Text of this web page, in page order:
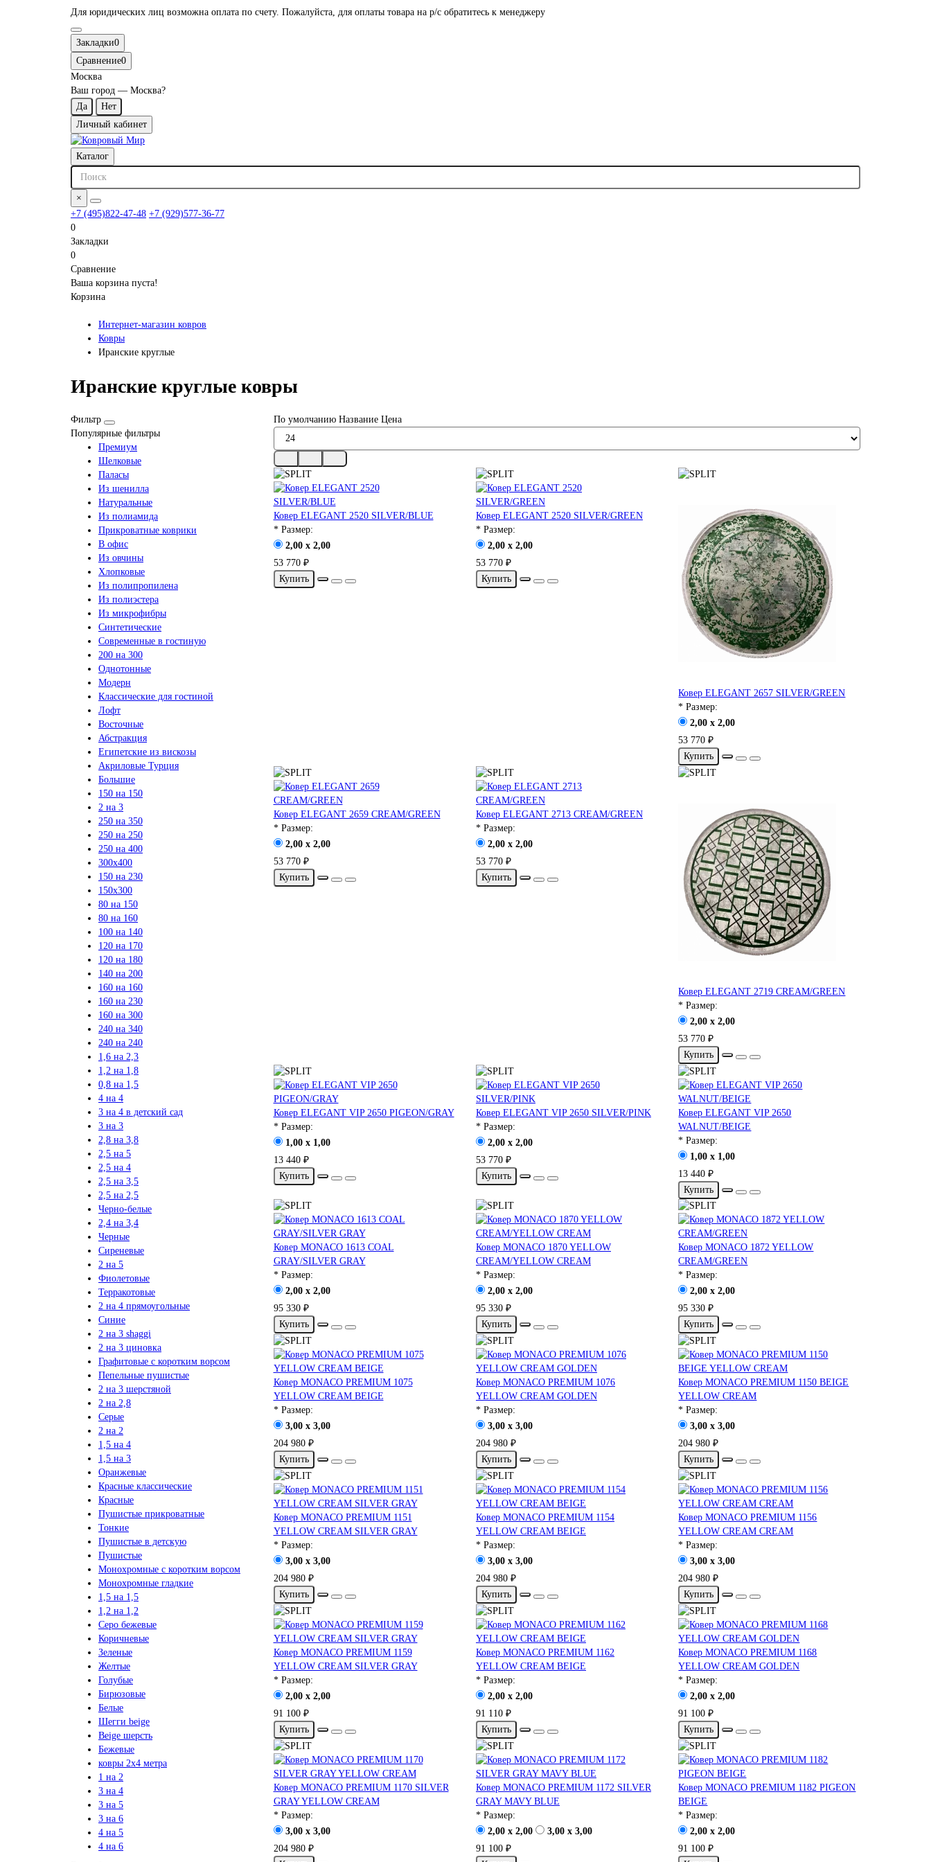
Для юридических лиц возможна оплата по счету. Пожалуйста, для оплаты товара на р/с обратитесь к менеджеру
Закладки0
Сравнение0
Москва
Ваш город — Москва?
Личный кабинет
Каталог
×
+7 (495)822-47-48 +7 (929)577-36-77
0
Закладки
0
Сравнение
Ваша корзина пуста!
Корзина
Интернет-магазин ковров
Ковры
Иранские круглые
Иранские круглые ковры
Фильтр
Популярные фильтры
Премиум
Шелковые
Паласы
Из шенилла
Натуральные
Из полиамида
Прикроватные коврики
В офис
Из овчины
Хлопковые
Из полипропилена
Из полиэстера
Из микрофибры
Синтетические
Современные в гостиную
200 на 300
Однотонные
Модерн
Классические для гостиной
Лофт
Восточные
Абстракция
Египетские из вискозы
Акриловые Турция
Большие
150 на 150
2 на 3
250 на 350
250 на 250
250 на 400
300х400
150 на 230
150х300
80 на 150
80 на 160
100 на 140
120 на 170
120 на 180
140 на 200
160 на 160
160 на 230
160 на 300
240 на 340
240 на 240
1,6 на 2,3
1,2 на 1,8
0,8 на 1,5
4 на 4
3 на 4 в детский сад
3 на 3
2,8 на 3,8
2,5 на 5
2,5 на 4
2,5 на 3,5
2,5 на 2,5
Черно-белые
2,4 на 3,4
Черные
Сиреневые
2 на 5
Фиолетовые
Терракотовые
2 на 4 прямоугольные
Синие
2 на 3 shaggi
2 на 3 циновка
Графитовые с коротким ворсом
Пепельные пушистые
2 на 3 шерстяной
2 на 2,8
Серые
2 на 2
1,5 на 4
1,5 на 3
Оранжевые
Красные классические
Красные
Пушистые прикроватные
Тонкие
Пушистые в детскую
Пушистые
Монохромные с коротким ворсом
Монохромные гладкие
1,5 на 1,5
1,2 на 1,2
Серо бежевые
Коричневые
Зеленые
Желтые
Голубые
Бирюзовые
Белые
Шегги beige
Beige шерсть
Бежевые
ковры 2х4 метра
1 на 2
3 на 4
3 на 5
3 на 6
4 на 5
4 на 6
По умолчанию Название Цена
Ковер ELEGANT 2520 SILVER/BLUE
* Размер:
2,00 x 2,00
53 770 ₽
Купить
Ковер ELEGANT 2520 SILVER/GREEN
* Размер:
2,00 x 2,00
53 770 ₽
Купить
Ковер ELEGANT 2657 SILVER/GREEN
* Размер:
2,00 x 2,00
53 770 ₽
Купить
Ковер ELEGANT 2659 CREAM/GREEN
* Размер:
2,00 x 2,00
53 770 ₽
Купить
Ковер ELEGANT 2713 CREAM/GREEN
* Размер:
2,00 x 2,00
53 770 ₽
Купить
Ковер ELEGANT 2719 CREAM/GREEN
* Размер:
2,00 x 2,00
53 770 ₽
Купить
Ковер ELEGANT VIP 2650 PIGEON/GRAY
* Размер:
1,00 x 1,00
13 440 ₽
Купить
Ковер ELEGANT VIP 2650 SILVER/PINK
* Размер:
2,00 x 2,00
53 770 ₽
Купить
Ковер ELEGANT VIP 2650
WALNUT/BEIGE
* Размер:
1,00 x 1,00
13 440 ₽
Купить
Ковер MONACO 1613 COAL
GRAY/SILVER GRAY
* Размер:
2,00 x 2,00
95 330 ₽
Купить
Ковер MONACO 1870 YELLOW
CREAM/YELLOW CREAM
* Размер:
2,00 x 2,00
95 330 ₽
Купить
Ковер MONACO 1872 YELLOW
CREAM/GREEN
* Размер:
2,00 x 2,00
95 330 ₽
Купить
Ковер MONACO PREMIUM 1075
YELLOW CREAM BEIGE
* Размер:
3,00 x 3,00
204 980 ₽
Купить
Ковер MONACO PREMIUM 1076
YELLOW CREAM GOLDEN
* Размер:
3,00 x 3,00
204 980 ₽
Купить
Ковер MONACO PREMIUM 1150 BEIGE
YELLOW CREAM
* Размер:
3,00 x 3,00
204 980 ₽
Купить
Ковер MONACO PREMIUM 1151
YELLOW CREAM SILVER GRAY
* Размер:
3,00 x 3,00
204 980 ₽
Купить
Ковер MONACO PREMIUM 1154
YELLOW CREAM BEIGE
* Размер:
3,00 x 3,00
204 980 ₽
Купить
Ковер MONACO PREMIUM 1156
YELLOW CREAM CREAM
* Размер:
3,00 x 3,00
204 980 ₽
Купить
Ковер MONACO PREMIUM 1159
YELLOW CREAM SILVER GRAY
* Размер:
2,00 x 2,00
91 100 ₽
Купить
Ковер MONACO PREMIUM 1162
YELLOW CREAM BEIGE
* Размер:
2,00 x 2,00
91 110 ₽
Купить
Ковер MONACO PREMIUM 1168
YELLOW CREAM GOLDEN
* Размер:
2,00 x 2,00
91 100 ₽
Купить
Ковер MONACO PREMIUM 1170 SILVER
GRAY YELLOW CREAM
* Размер:
3,00 x 3,00
204 980 ₽
Ковер MONACO PREMIUM 1172 SILVER
GRAY MAVY BLUE
* Размер:
2,00 x 2,00
3,00 x 3,00
91 100 ₽
Ковер MONACO PREMIUM 1182 PIGEON
BEIGE
* Размер:
2,00 x 2,00
91 100 ₽